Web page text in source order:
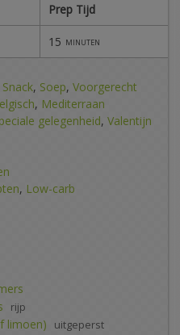
Prep Tijd
15 minuten
Snack, Soep, Voorgerecht
, Mediterraan
gelegenheid, Valentijn
, Low-carb
rijp
limoen) uitgeperst